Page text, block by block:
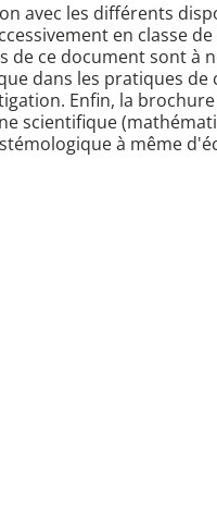
avec les différents
en classe
de ce document sont à
dans les pratiques de
Enfin, la
scientifique
à même